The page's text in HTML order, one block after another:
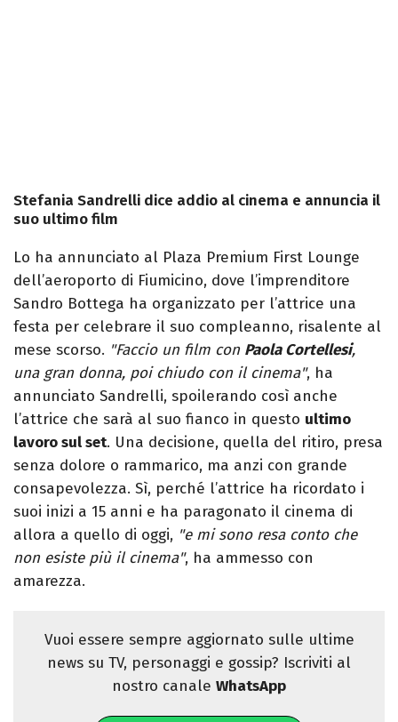
Stefania Sandrelli dice addio al cinema e annuncia il
suo ultimo film
Lo ha annunciato al Plaza Premium First Lounge
dell’aeroporto di Fiumicino, dove l’imprenditore
Sandro Bottega ha organizzato per l’attrice una
festa per celebrare il suo compleanno, risalente al
mese scorso. "Faccio un film con Paola Cortellesi,
una gran donna, poi chiudo con il cinema", ha
annunciato Sandrelli, spoilerando così anche
l’attrice che sarà al suo fianco in questo ultimo
lavoro sul set. Una decisione, quella del ritiro, presa
senza dolore o rammarico, ma anzi con grande
consapevolezza. Sì, perché l’attrice ha ricordato i
suoi inizi a 15 anni e ha paragonato il cinema di
allora a quello di oggi, "e mi sono resa conto che
non esiste più il cinema", ha ammesso con
amarezza.
Vuoi essere sempre aggiornato sulle ultime
news su TV, personaggi e gossip? Iscriviti al
nostro canale WhatsApp